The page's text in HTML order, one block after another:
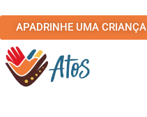
para
o
conteúdo
APADRINHE UMA CRIANÇA